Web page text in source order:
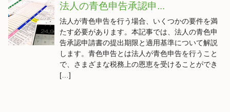
法人の青色申告承認申...
法人が青色申告を行う場合、いくつかの要件を満
たす必要があります。本記事では、法人の青色申
告承認申請書の提出期限と適用基準について解説
します。青色申告とは法人が青色申告を行うこと
で、さまざまな税務上の恩恵を受けることができ
[…]